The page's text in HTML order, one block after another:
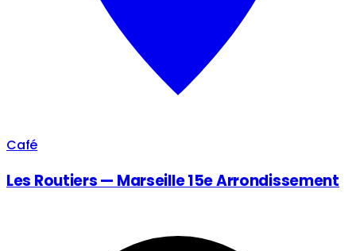
Café
Les Routiers — Marseille 15e Arrondissement